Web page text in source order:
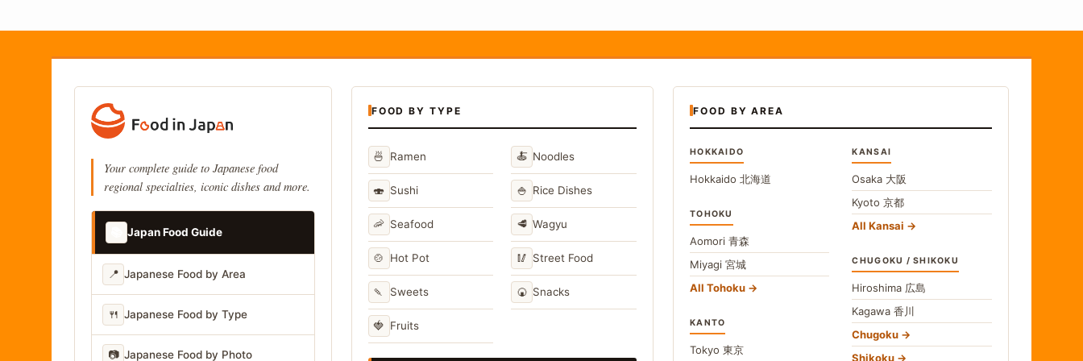
Your complete guide to Japanese food
regional specialties, iconic dishes and more.
Japan Food Guide
📍 Japanese Food by Area
🍴 Japanese Food by Type
📷 Japanese Food by Photo
FOOD BY TYPE
🍜 Ramen 🍝 Noodles
🍣 Sushi 🍚 Rice Dishes
🦐 Seafood 🥩 Wagyu
🍲 Hot Pot 🥢 Street Food
🍡 Sweets 🍘 Snacks
🍓 Fruits
FOOD BY AREA
HOKKAIDO
Hokkaido 北海道
TOHOKU
Aomori 青森
Miyagi 宮城
All Tohoku
KANTO
Tokyo 東京
KANSAI
Osaka 大阪
Kyoto京都
All Kansai
CHUGOKU / SHIKOKU
Hiroshima 広島
Kagawa香川
Chugoku
Shikoku